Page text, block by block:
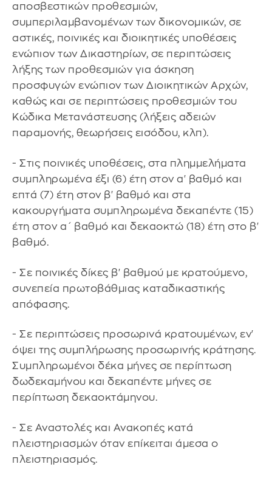
αποσβεστικών προθεσμιών,
συμπεριλαμβανομένων των δικονομικών, σε
αστικές, ποινικές και διοικητικές υποθέσεις
ενώπιον των Δικαστηρίων, σε περιπτώσεις
λήξης των προθεσμιών για άσκηση
προσφυγών ενώπιον των Διοικητικών Αρχών,
καθώς και σε περιπτώσεις προθεσμιών του
Κώδικα Μετανάστευσης (λήξεις αδειών
παραμονής, θεωρήσεις εισόδου, κλπ).
- Στις ποινικές υποθέσεις, στα πλημμελήματα
συμπληρωμένα έξι (6) έτη στον α' βαθμό και
επτά (7) έτη στον β' βαθμό και στα
κακουργήματα συμπληρωμένα δεκαπέντε (15)
έτη στον α΄ βαθμό και δεκαοκτώ (18) έτη στο β'
βαθμό.
- Σε ποινικές δίκες β' βαθμού με κρατούμενο,
συνεπεία πρωτοβάθμιας καταδικαστικής
απόφασης.
- Σε περιπτώσεις προσωρινά κρατουμένων, εν'
όψει της συμπλήρωσης προσωρινής κράτησης.
Συμπληρωμένοι δέκα μήνες σε περίπτωση
δωδεκαμήνου και δεκαπέντε μήνες σε
περίπτωση δεκαοκτάμηνου.
- Σε Αναστολές και Ανακοπές κατά
πλειστηριασμών όταν επίκειται άμεσα ο
πλειστηριασμός.